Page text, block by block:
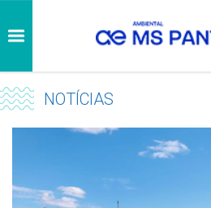
NOTÍCIAS